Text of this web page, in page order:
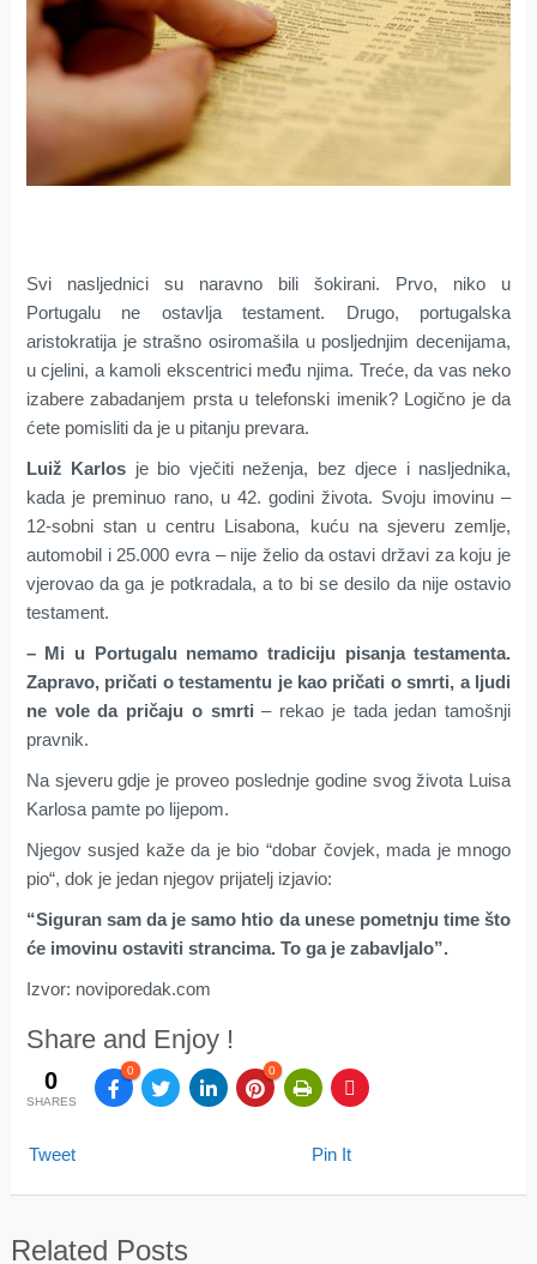
Svi nasljednici su naravno bili šokirani. Prvo, niko u
Portugalu ne ostavlja testament. Drugo, portugalska
aristokratija je strašno osiromašila u posljednjim decenijama,
u cjelini, a kamoli ekscentrici među njima. Treće, da vas neko
izabere zabadanjem prsta u telefonski imenik? Logično je da
ćete pomisliti da je u pitanju prevara.
Luiž Karlos je bio vječiti neženja, bez djece i nasljednika,
kada je preminuo rano, u 42. godini života. Svoju imovinu –
12-sobni stan u centru Lisabona, kuću na sjeveru zemlje,
automobil i 25.000 evra – nije želio da ostavi državi za koju je
vjerovao da ga je potkradala, a to bi se desilo da nije ostavio
testament.
– Mi u Portugalu nemamo tradiciju pisanja testamenta.
Zapravo, pričati o testamentu je kao pričati o smrti, a ljudi
ne vole da pričaju o smrti– rekao je tada jedan tamošnji
pravnik.
Na sjeveru gdje je proveo poslednje godine svog života Luisa
Karlosa pamte po lijepom.
Njegov susjed kaže da je bio “dobar čovjek, mada je mnogo
pio“, dok je jedan njegov prijatelj izjavio:
“Siguran sam da je samo htio da unese pometnju time što
će imovinu ostaviti strancima. To ga je zabavljalo”.
Izvor: noviporedak.com
Share and Enjoy !
0
SHARES
0 0
Tweet Pin It
Related Posts